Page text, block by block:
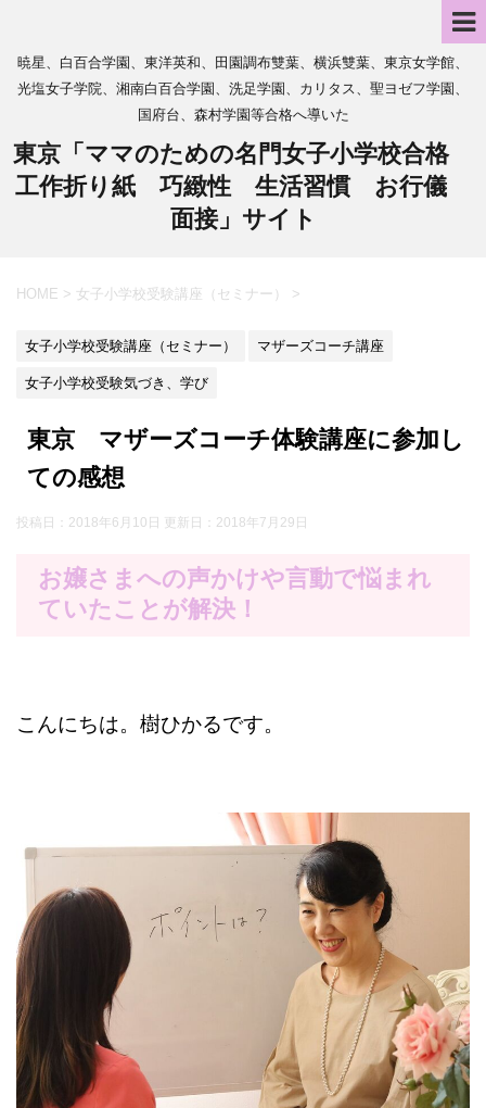
暁星、白百合学園、東洋英和、田園調布雙葉、横浜雙葉、東京女学館、
光塩女子学院、湘南白百合学園、洗足学園、カリタス、聖ヨゼフ学園、
国府台、森村学園等合格へ導いた
東京「ママのための名門女子小学校合格
工作折り紙 巧緻性 生活習慣 お行儀
面接」サイト
HOME > 女子小学校受験講座（セミナー） >
女子小学校受験講座（セミナー） マザーズコーチ講座
女子小学校受験気づき、学び
東京 マザーズコーチ体験講座に参加し
ての感想
投稿日：2018年6月10日 更新日： 2018年7月29日
お嬢さまへの声かけや言動で悩まれ
ていたことが解決！
こんにちは。樹ひかるです。